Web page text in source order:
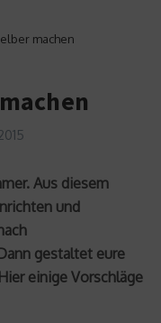
machen
Aus diesem
und
gestaltet eure
einige Vorschläge